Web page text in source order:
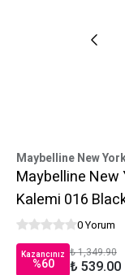
Maybelline New
Maybelline New
Kalemi 016
0 Yorum
Kazancınız
%60
₺ 1,349.90
₺ 539.00